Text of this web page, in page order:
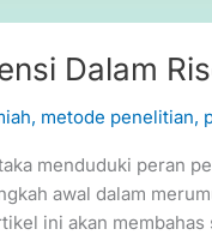
Dalam
, metode penelitian,
menduduki peran
awal dalam
ini akan